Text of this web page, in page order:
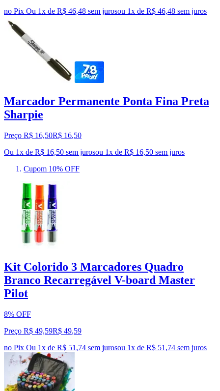
no Pix Ou 1x de R$ 46,48 sem jurosou 1x de R$ 46,48 sem juros
Marcador Permanente Ponta Fina Preta
Sharpie
Preço R$ 16,50R$ 16,50
Ou 1x de R$ 16,50 sem jurosou 1x de R$ 16,50 sem juros
Cupom 10% OFF
Kit Colorido 3 Marcadores Quadro
Branco Recarregável V-board Master
Pilot
8% OFF
Preço R$ 49,59R$ 49,59
no Pix Ou 1x de R$ 51,74 sem jurosou 1x de R$ 51,74 sem juros